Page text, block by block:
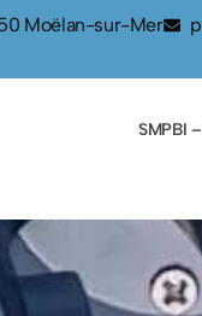
Moëlan-sur-Mer
SMPBI